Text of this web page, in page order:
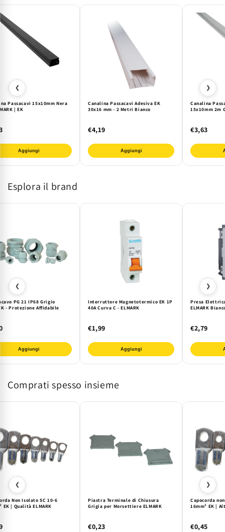
❮
Passacavi 15x10mm Nera
| EK
Aggiungi
Canalina Passacavi Adesiva EK
30x16 mm - 2 Metri Bianco
€4,19
Aggiungi
Canalina
15x10mm 2m
€3,63
❯
Esplora il brand
❮
PG 21 IP68 Grigio
- Protezione Affidabile
Aggiungi
Interruttore Magnetotermico EK 1P
40A Curva C - ELMARK
€1,99
Aggiungi
Presa
ELMARK
€2,79
❯
Comprati spesso insieme
❮
Non Isolato SC 10-6
EK | Qualità ELMARK
Piastra Terminale di Chiusura
Grigia per Morsettiere ELMARK
€0,23
Capocorda
16mm² EK |
€0,45
❯